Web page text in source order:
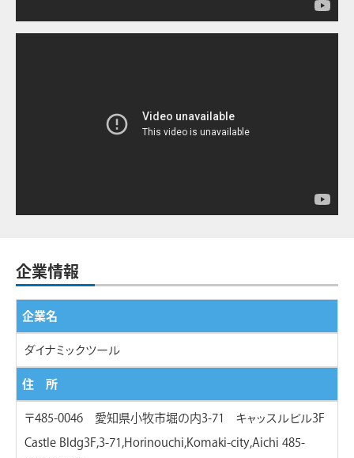
企業情報
企業名
ダイナミックツール
住 所
〒485-0046 愛知県小牧市堀の内3-71 キャッスルビル3F
Castle Bldg3F,3-71,Horinouchi,Komaki-city,Aichi 485-